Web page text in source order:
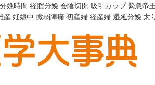
分娩時間 経腟分娩 会陰切開 吸引カップ 緊急帝
産 妊娠中 微弱陣痛 初産婦 経産婦 遷延分娩 太